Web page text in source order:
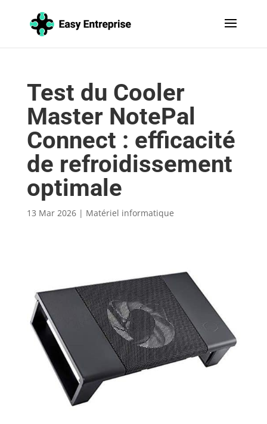
Test du Cooler
Master NotePal
Connect : efficacité
de refroidissement
optimale
13 Mar 2026| Matériel informatique